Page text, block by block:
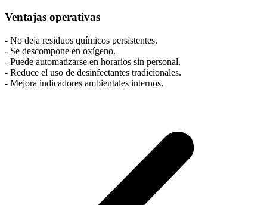
Ventajas operativas
- No deja residuos químicos persistentes.
- Se descompone en oxígeno.
- Puede automatizarse en horarios sin personal.
- Reduce el uso de desinfectantes tradicionales.
- Mejora indicadores ambientales internos.